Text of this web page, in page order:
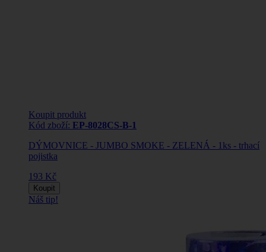
Koupit produkt
Kód zboží: EP-8028CS-B-1
DÝMOVNICE - JUMBO SMOKE - ZELENÁ - 1ks - trhací
pojistka
193 Kč
Koupit
Náš tip!